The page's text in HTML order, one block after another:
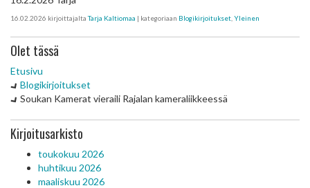
16.02.2026 kirjoittajaltaTarja Kaltiomaa | kategoriaan Blogikirjoitukset Yleinen
Olet tässä
Etusivu
Blogikirjoitukset
Soukan Kamerat vieraili Rajalan kameraliikkeessä
Kirjoitusarkisto
toukokuu 2026
huhtikuu 2026
maaliskuu 2026